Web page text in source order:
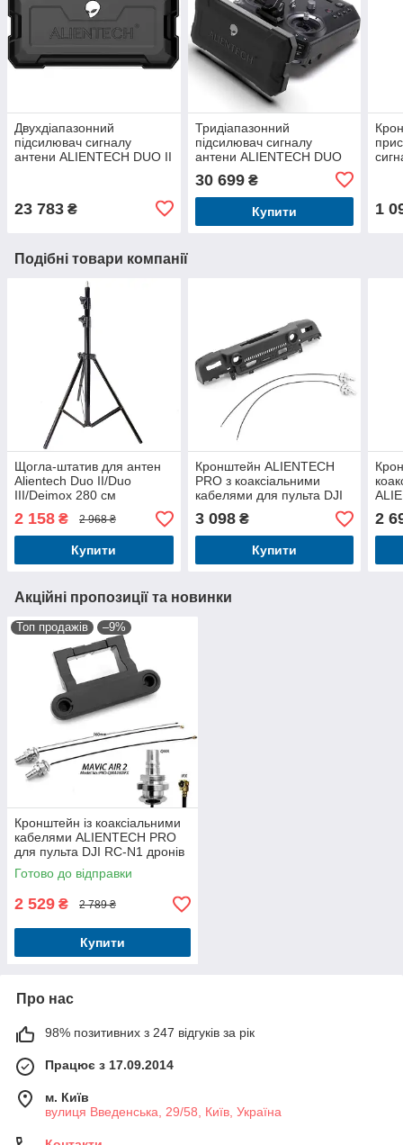
Двухдіапазонний
підсилювач сигналу
антени ALIENTECH DUO II
23 783 ₴
Тридіапазонний
підсилювач сигналу
антени ALIENTECH DUO
3, 2.4G+5.2G+5.8G (DUO-
2458DSB) для дронів
DJI/Autel/Parrot/FPV
30 699₴
Купити 1
Подібні товари компанії
Щогла-штатив для антен
Alientech Duo II/Duo
III/Deimox 280 см
2 158 ₴ 2 968 ₴
Купити
Кронштейн ALIENTECH
PRO з коаксіальними
кабелями для пульта DJI
Smart Controller (Mavic 2,
Air 2, Phantom 4 Pro v2.0,
Matrice 300)
3 098₴
Купити
2
Акційні пропозиції та новинки
Топ продажів –9%
Кронштейн із коаксіальними
кабелями ALIENTECH PRO
для пульта DJI RC-N1 дронів
DJI Air 2 / Air 2S / Mini 2 / Mini
3 / Mavic 3
Готово до відправки
2 529 ₴ 2 789 ₴
Купити
Про нас
98% позитивних з 247 відгуків за рік
Працює з 17.09.2014
м. Київ
вулиця Введенська, 29/58, Київ, Україна